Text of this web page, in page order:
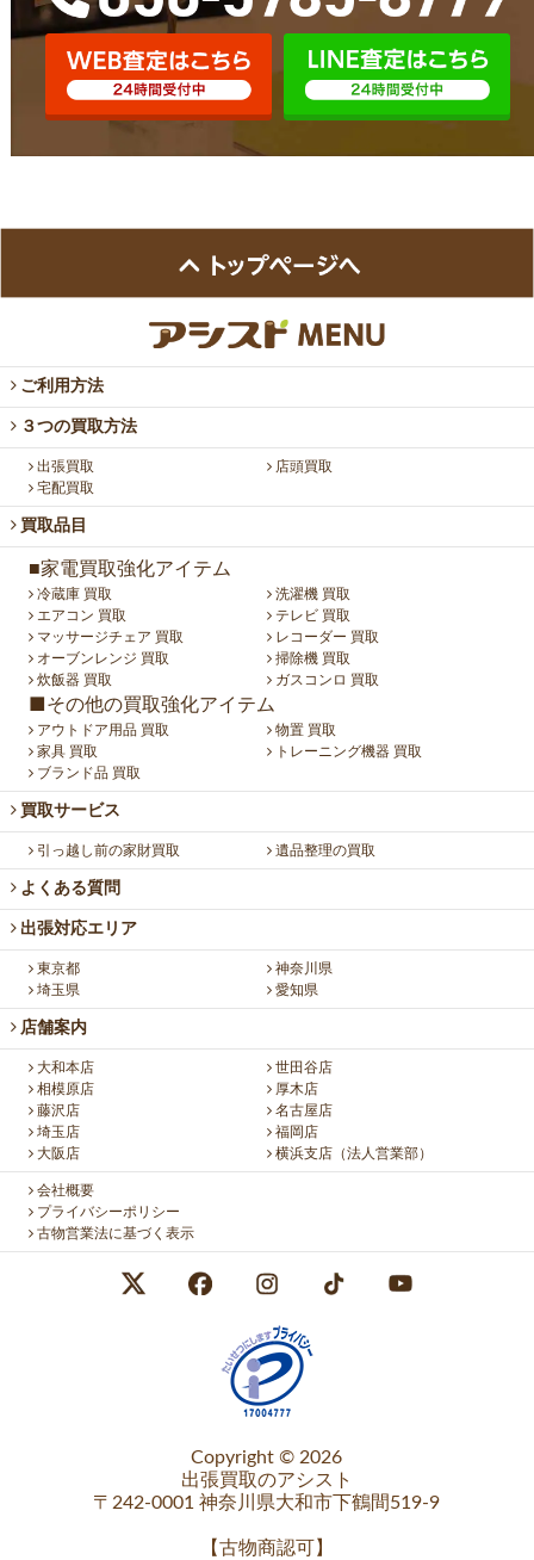
ご利用方法
３つの買取方法
出張買取
店頭買取
宅配買取
買取品目
■家電買取強化アイテム
冷蔵庫 買取
洗濯機 買取
エアコン 買取
テレビ 買取
マッサージチェア 買取
レコーダー 買取
オーブンレンジ 買取
掃除機 買取
炊飯器 買取
ガスコンロ 買取
■その他の買取強化アイテム
アウトドア用品 買取
物置 買取
家具 買取
トレーニング機器 買取
ブランド品 買取
買取サービス
引っ越し前の家財買取 遺品整理の買取
よくある質問
出張対応エリア
東京都
神奈川県
埼玉県
愛知県
店舗案内
大和本店
世田谷店
相模原店
厚木店
藤沢店
名古屋店
埼玉店
福岡店
大阪店
横浜支店（法人営業部）
会社概要
プライバシーポリシー
古物営業法に基づく表示
Copyright © 2026
出張買取のアシスト
〒242-0001 神奈川県大和市下鶴間519-9
【古物商認可 】